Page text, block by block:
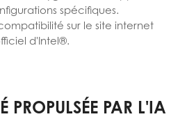
spécifiques.
sur le site internet
d'Intel®.
PROPULSÉE PAR L'IA